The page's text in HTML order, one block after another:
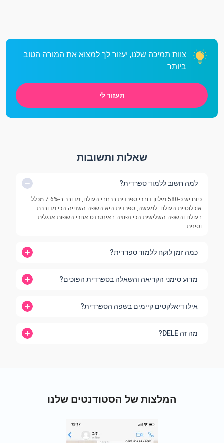
צוות תמיכה שלנו, יעזור לך למצוא את המורה הטוב
ביותר
תעזור לי
שאלות ותשובות
למה חשוב ללמוד ספרדית?
כיום יש כ-580 מיליון דוברי ספרדית ברחבי העולם, מדובר ב-7.6% מכלל
אוכלוסיית העולם. למעשה, ספרדית היא השפה השנייה הכי מדוברת
בעולם והשפה השלישית הכי נפוצה באינטרנט אחרי השפות אנגלית
וסינית.
כמה זמן לוקח ללמוד ספרדית?
מדוע סימני הקריאה והשאלה בספרדית הפוכים?
אילו דיאלקטים קיימים בשפה הספרדית?
מה זה DELE?
המלצות של הסטודנטים שלנו